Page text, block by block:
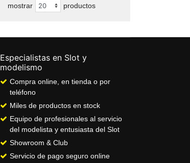
mostrar productos
Especialistas en Slot y
modelismo
Compra online, en tienda o por
teléfono
Miles de productos en stock
Equipo de profesionales al servicio
del modelista y entusiasta del Slot
Showroom & Club
Servicio de pago seguro online